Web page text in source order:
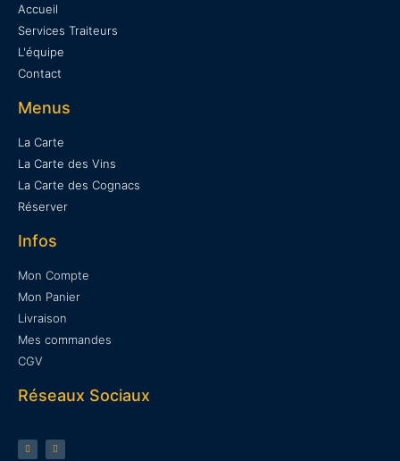
Accueil
Services Traiteurs
L'équipe
Contact
Menus
La Carte
La Carte des Vins
La Carte des Cognacs
Réserver
Infos
Mon Compte
Mon Panier
Livraison
Mes commandes
CGV
Réseaux Sociaux